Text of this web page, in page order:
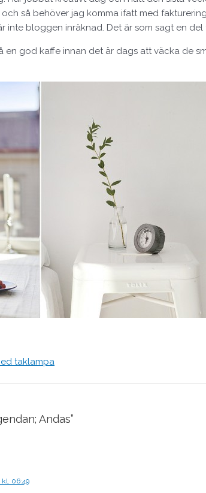
och så behöver jag komma ifatt med
inte bloggen inräknad. Det är som sagt en
en god kaffe innan det är dags att väcka de
taklampa
Andas”
kl. 06:49